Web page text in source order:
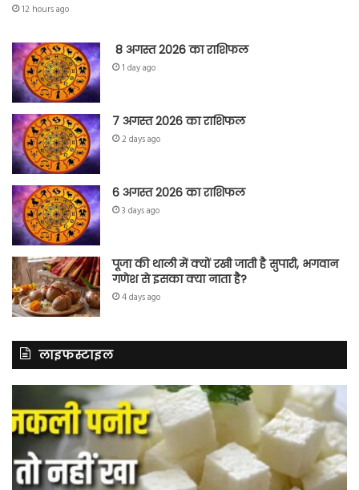
12 hours ago
8 अगस्त 2026 का राशिफल
1 day ago
7 अगस्त 2026 का राशिफल
2 days ago
6 अगस्त 2026 का राशिफल
3 days ago
पूजा की थाली में क्यों रखी जाती है सुपारी, भगवान
गणेश से इसका क्या नाता है?
4 days ago
लाइफस्टाइल